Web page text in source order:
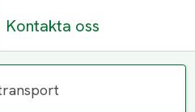
Kontakta oss